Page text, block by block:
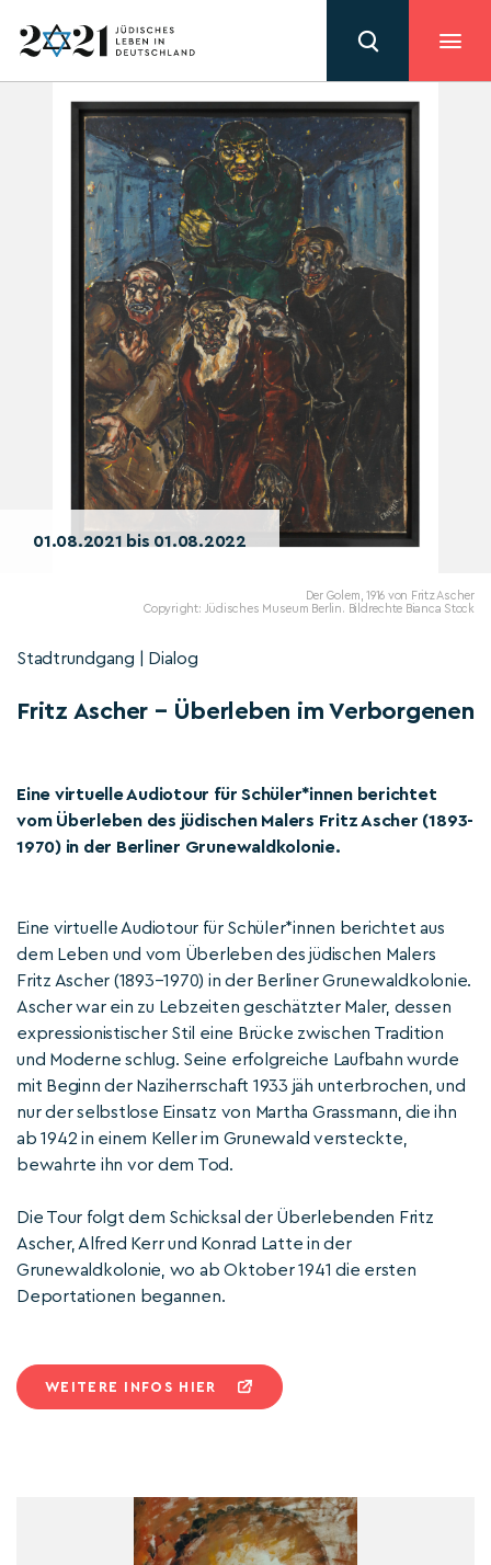
01.08.2021 bis 01.08.2022
Der Golem, 1916 von Fritz Ascher
Copyright: Jüdisches Museum Berlin. Bildrechte Bianca Stock
Stadtrundgang | Dialog
Fritz Ascher – Überleben im Verborgenen
Eine virtuelle Audiotour für Schüler*innen berichtet
vom Überleben des jüdischen Malers Fritz Ascher (1893-
1970) in der Berliner Grunewaldkolonie.
Eine virtuelle Audiotour für Schüler*innen berichtet aus
dem Leben und vom Überleben des jüdischen Malers
Fritz Ascher (1893–1970) in der Berliner Grunewaldkolonie.
Ascher war ein zu Lebzeiten geschätzter Maler, dessen
expressionistischer Stil eine Brücke zwischen Tradition
und Moderne schlug. Seine erfolgreiche Laufbahn wurde
mit Beginn der Naziherrschaft 1933 jäh unterbrochen, und
nur der selbstlose Einsatz von Martha Grassmann, die ihn
ab 1942 in einem Keller im Grunewald versteckte,
bewahrte ihn vor dem Tod.
Die Tour folgt dem Schicksal der Überlebenden Fritz
Ascher, Alfred Kerr und Konrad Latte in der
Grunewaldkolonie, wo ab Oktober 1941 die ersten
Deportationen begannen.
WEITERE INFOS HIER